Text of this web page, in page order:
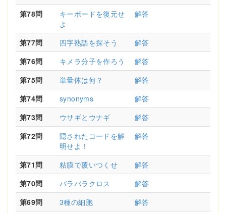
第78問
キーボードを復元せ
よ
解答
第77問 四字熟語を探そう
解答
第76問
キメラ分子を作ろう
解答
第75問
単量体は何？
解答
第74問
synonyms
解答
第73問
ウサギとウナギ
解答
第72問
隠されたコードを解
明せよ！
解答
第71問 粘膜で覆いつくせ
解答
第70問
バラバラクロス
解答
第69問
3種の細胞
解答